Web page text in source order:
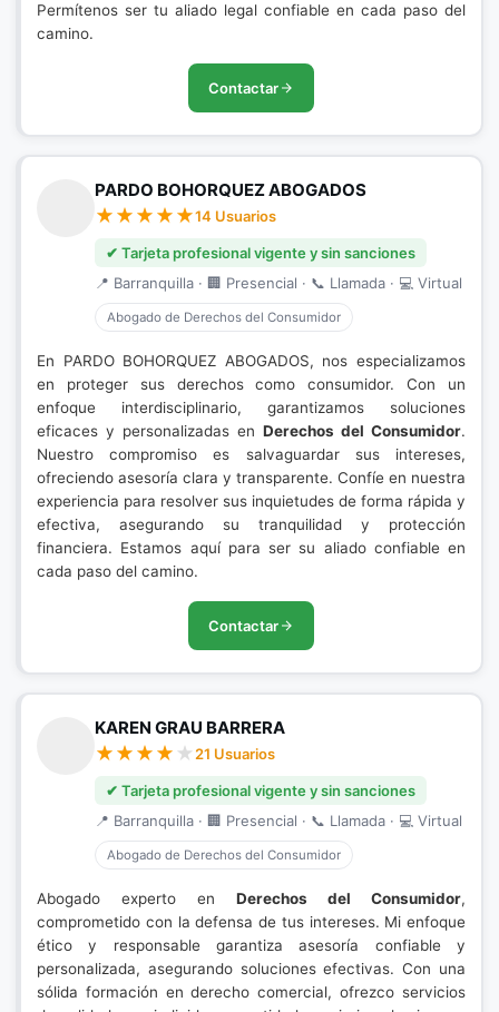
Permítenos ser tu aliado legal confiable en cada paso del
camino.
Contactar
PARDO BOHORQUEZ ABOGADOS
14 Usuarios
✔ Tarjeta profesional vigente y sin sanciones
📍 Barranquilla · 🏢 Presencial · 📞 Llamada · 💻 Virtual
Abogado de Derechos del Consumidor
En PARDO BOHORQUEZ ABOGADOS, nos especializamos
en proteger sus derechos como consumidor. Con un
enfoque interdisciplinario, garantizamos soluciones
eficaces y personalizadas en Derechos del Consumidor.
Nuestro compromiso es salvaguardar sus intereses,
ofreciendo asesoría clara y transparente. Confíe en nuestra
experiencia para resolver sus inquietudes de forma rápida y
efectiva, asegurando su tranquilidad y protección
financiera. Estamos aquí para ser su aliado confiable en
cada paso del camino.
Contactar
KAREN GRAU BARRERA
21 Usuarios
✔ Tarjeta profesional vigente y sin sanciones
📍 Barranquilla · 🏢 Presencial · 📞 Llamada · 💻 Virtual
Abogado de Derechos del Consumidor
Abogado experto en Derechos del Consumidor,
comprometido con la defensa de tus intereses. Mi enfoque
ético y responsable garantiza asesoría confiable y
personalizada, asegurando soluciones efectivas. Con una
sólida formación en derecho comercial, ofrezco servicios